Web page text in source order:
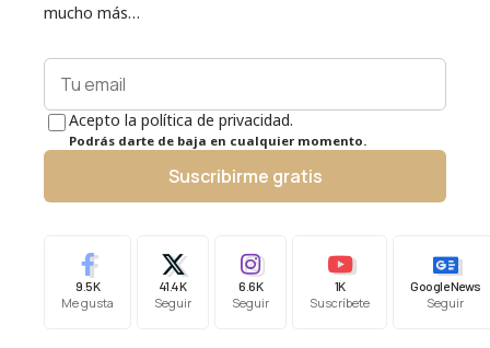
mucho más…
Acepto la política de privacidad.
Podrás darte de baja en cualquier momento.
Suscribirme gratis
9.5K
Me gusta
41.4K
Seguir
6.6K
Seguir
1K
Suscríbete
Google News
Seguir